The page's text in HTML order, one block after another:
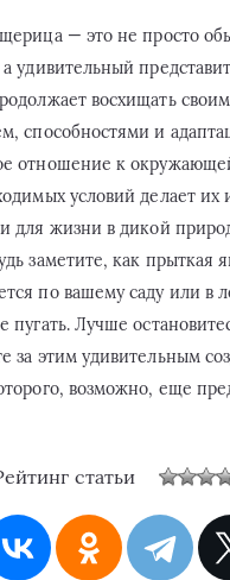
— это не просто
удивительный
восхищать своим
способностями и
отношение к
условий делает их
для жизни в дикой
заметите, как прыткая
по вашему саду или в
пугать. Лучше
за этим удивительным
возможно, еще
статьи